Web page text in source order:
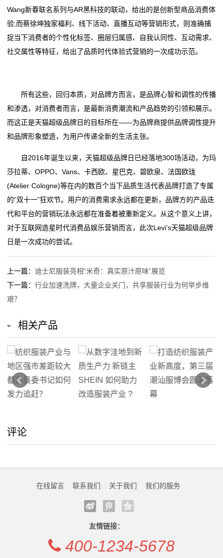
Wang新春联名系列与AR黑科技的联动，给出的是创新型商品消费体
验;而蔡徐坤独家福利、线下活动、直播互动等营销形式，则准确捕
捉当下消费者的个性化标签、圈层归属感、自我认同性、互动需求、
社交属性等特征，给出了品质时代体验式营销的一次成功示范。
所有这些，回归本质，对品牌方而言，是品牌心智和调性的传播
和渗透，对消费者而言，是最新消费潮流和产品趋势的引领和展示。
而这正是天猫超级品牌日的目标所在——为品牌商提供品牌调性提升
和品牌形象塑造，为用户传递全新的生活主张。
自2016年诞生以来，天猫超级品牌日已经落地300场活动，为玛
莎拉蒂、OPPO、Vans、卡西欧、星巴克、碧欧泉、法国欧珑
(Atelier Cologne)等在内的数百个当下品质生活代表品牌打造了专属
的“双十一”狂欢节。用户的消费需求永远都在更新，品牌方的产品迭
代和平台的营销玩法永远都在准备着被重新定义。从这个意义上讲，
对于互联网造星时代消费品娱乐营销而言，此次Levi's天猫超级品牌
日是一次成功的尝试。
上一篇： 迪士尼服装亮相“米奇：真实原汁原味”展览
下一篇： 行业加速洗牌，大量企业关门，共享服装行业为何举步维
艰？
相关产品
评论
在线留言 联系我们 关于我们 我们的服务
友情链接：
400-1234-5678